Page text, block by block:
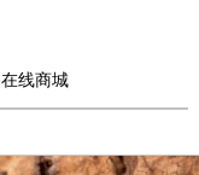
在线商城